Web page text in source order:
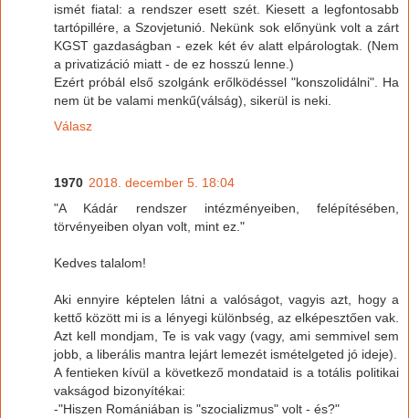
ismét fiatal: a rendszer esett szét. Kiesett a legfontosabb
tartópillére, a Szovjetunió. Nekünk sok előnyünk volt a zárt
KGST gazdaságban - ezek két év alatt elpárologtak. (Nem
a privatizáció miatt - de ez hosszú lenne.)
Ezért próbál első szolgánk erőlködéssel "konszolidálni". Ha
nem üt be valami menkű(válság), sikerül is neki.
Válasz
1970 2018. december 5. 18:04
"A Kádár rendszer intézményeiben, felépítésében,
törvényeiben olyan volt, mint ez."
Kedves talalom!
Aki ennyire képtelen látni a valóságot, vagyis azt, hogy a
kettő között mi is a lényegi különbség, az elképesztően vak.
Azt kell mondjam, Te is vak vagy (vagy, ami semmivel sem
jobb, a liberális mantra lejárt lemezét ismételgeted jó ideje).
A fentieken kívül a következő mondataid is a totális politikai
vakságod bizonyítékai:
-"Hiszen Romániában is "szocializmus" volt - és?"